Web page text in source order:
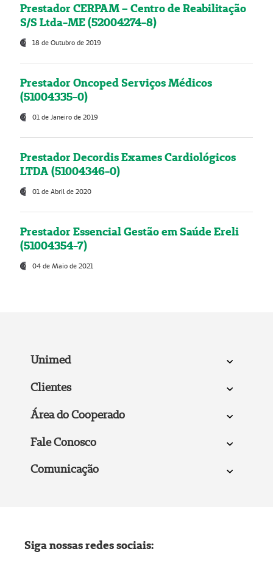
Prestador CERPAM – Centro de Reabilitação
S/S Ltda-ME (52004274-8)
18 de Outubro de 2019
Prestador Oncoped Serviços Médicos
(51004335-0)
01 de Janeiro de 2019
Prestador Decordis Exames Cardiológicos
LTDA (51004346-0)
01 de Abril de 2020
Prestador Essencial Gestão em Saúde Ereli
(51004354-7)
04 de Maio de 2021
Unimed
Clientes
Área do Cooperado
Fale Conosco
Comunicação
Siga nossas redes sociais: